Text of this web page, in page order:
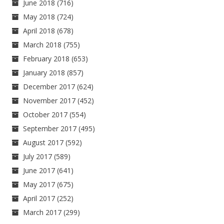
June 2018 (716)
May 2018 (724)
April 2018 (678)
March 2018 (755)
February 2018 (653)
January 2018 (857)
December 2017 (624)
November 2017 (452)
October 2017 (554)
September 2017 (495)
August 2017 (592)
July 2017 (589)
June 2017 (641)
May 2017 (675)
April 2017 (252)
March 2017 (299)